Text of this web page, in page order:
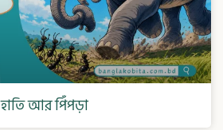
হাতি আর পিঁপড়া